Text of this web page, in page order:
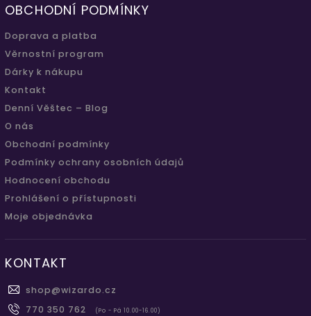
OBCHODNÍ PODMÍNKY
Doprava a platba
Věrnostní program
Dárky k nákupu
Kontakt
Denní Věštec – Blog
O nás
Obchodní podmínky
Podmínky ochrany osobních údajů
Hodnocení obchodu
Prohlášení o přístupnosti
Moje objednávka
KONTAKT
shop@wizardo.cz
770 350 762
(Po - Pá 10.00-16.00)